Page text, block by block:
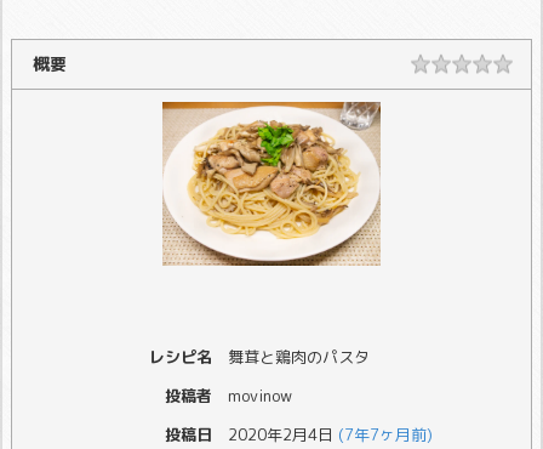
概要
レシピ名
舞茸と鶏肉のパスタ
投稿者
movinow
投稿日
2020年2月4日 (7年7ヶ月前)